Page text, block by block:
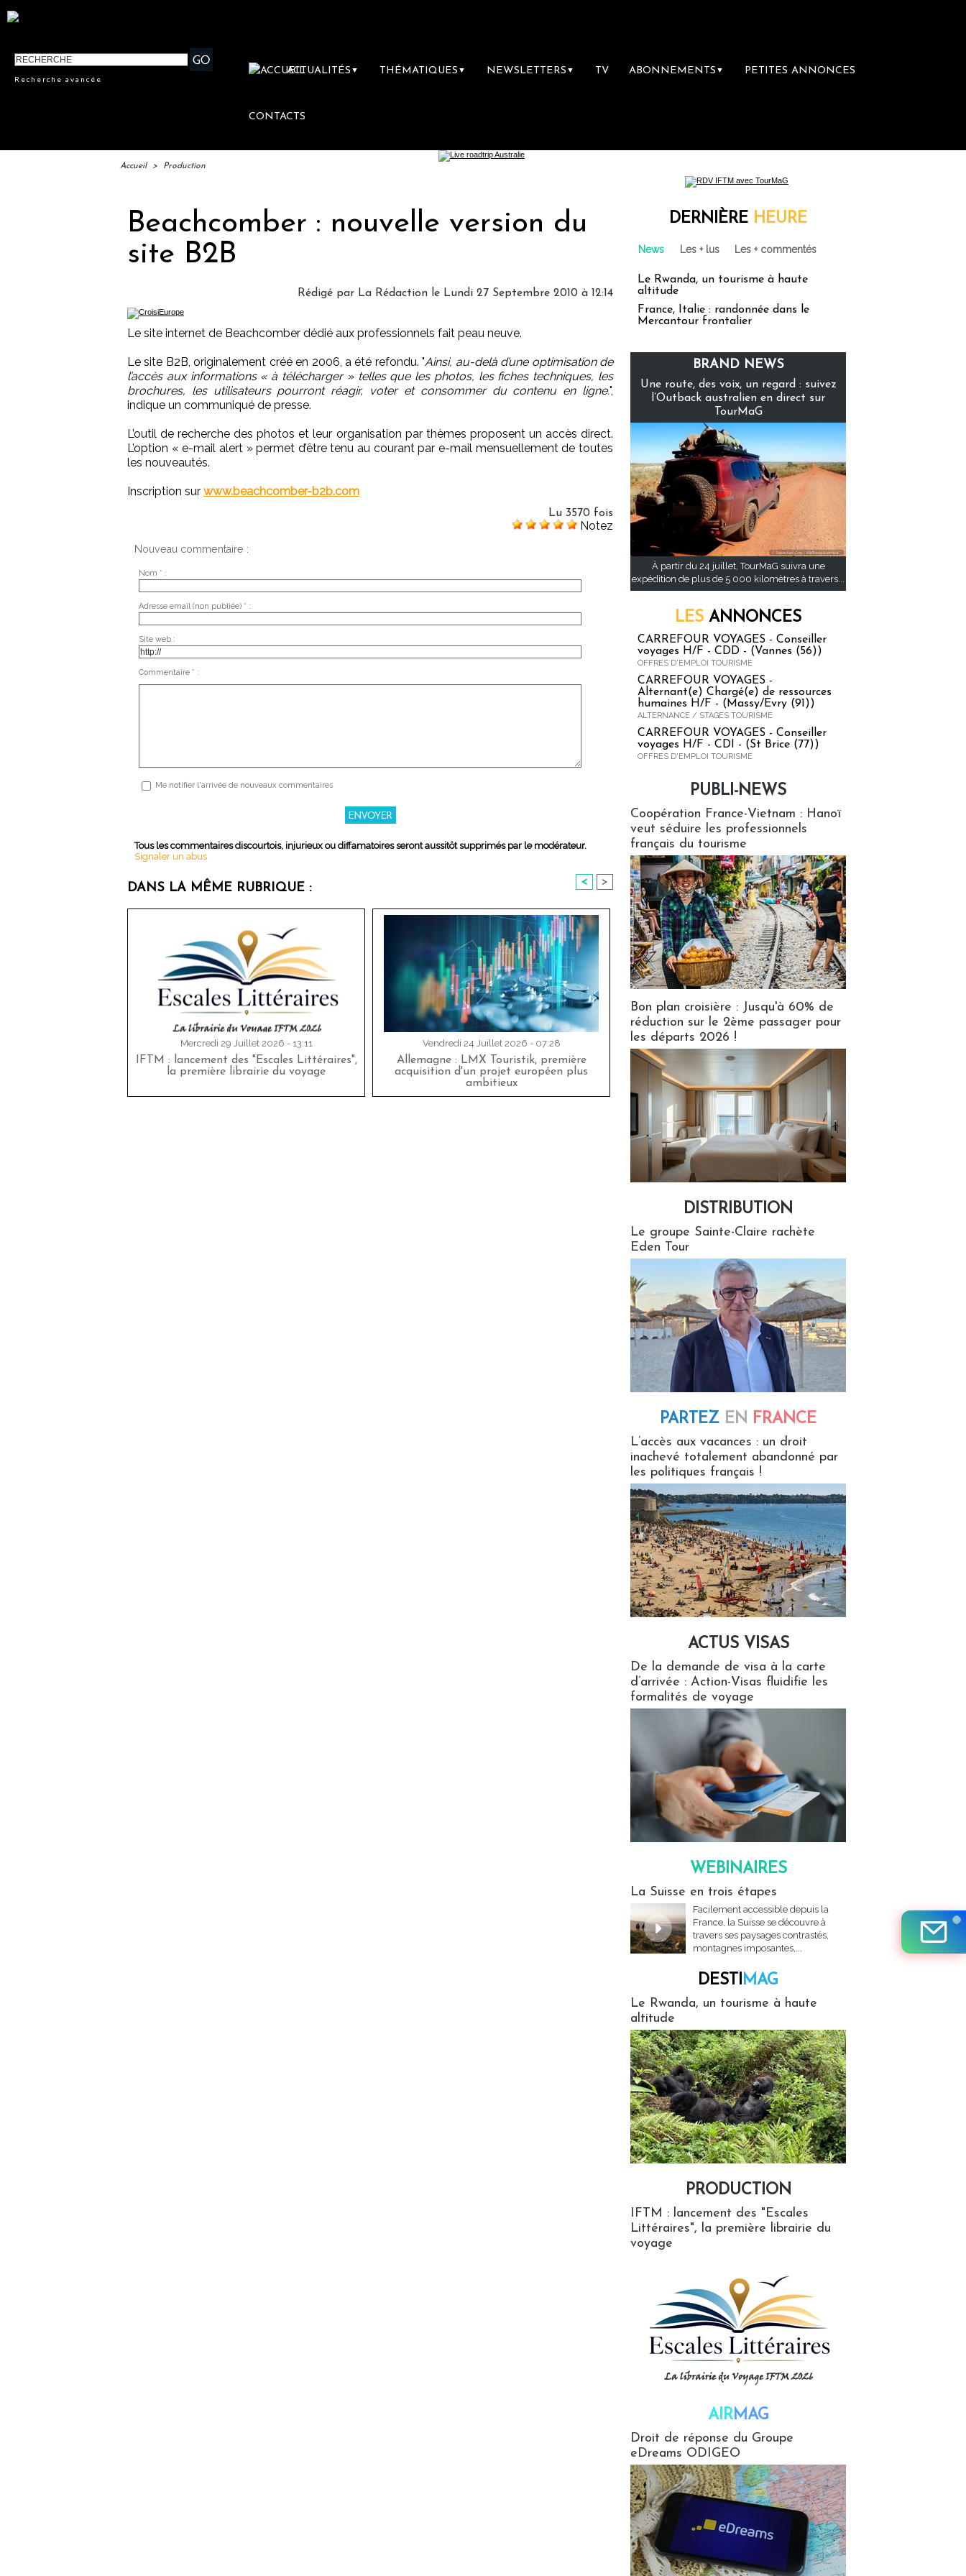
Recherche avancée
ACTUALITÉS ▼ THÉMATIQUES ▼ NEWSLETTERS ▼ TV ABONNEMENTS ▼ PETITES ANNONCES
CONTACTS
Accueil > Production
Beachcomber : nouvelle version du
site B2B
Rédigé par La Rédaction le Lundi 27 Septembre 2010 à 12:14
Le site internet de Beachcomber dédié aux professionnels fait peau neuve.
Le site B2B, originalement créé en 2006, a été refondu. "Ainsi, au-delà d’une optimisation de
l’accès aux informations « à télécharger » telles que les photos, les fiches techniques, les
brochures, les utilisateurs pourront réagir, voter et consommer du contenu en ligne.",
indique un communiqué de presse.
L’outil de recherche des photos et leur organisation par thèmes proposent un accès direct.
L’option « e-mail alert » permet d’être tenu au courant par e-mail mensuellement de toutes
les nouveautés.
Inscription sur www.beachcomber-b2b.com
Lu 3570 fois
Notez
Nouveau commentaire :
Nom * :
Adresse email (non publiée) * :
Site web :
Commentaire * :
Me notifier l'arrivée de nouveaux commentaires
Tous les commentaires discourtois, injurieux ou diffamatoires seront aussitôt supprimés par le modérateur.
Signaler un abus
DANS LA MÊME RUBRIQUE : < >
Mercredi 29 Juillet 2026 - 13:11
IFTM : lancement des "Escales Littéraires",
la première librairie du voyage
Vendredi 24 Juillet 2026 - 07:28
Allemagne : LMX Touristik, première
acquisition d'un projet européen plus
ambitieux
DERNIÈRE HEURE
News Les + lus Les + commentés
Le Rwanda, un tourisme à haute
altitude
France, Italie : randonnée dans le
Mercantour frontalier
BRAND NEWS
Une route, des voix, un regard : suivez
l’Outback australien en direct sur
TourMaG
À partir du 24 juillet, TourMaG suivra une
expédition de plus de 5 000 kilomètres à travers...
LES ANNONCES
CARREFOUR VOYAGES - Conseiller
voyages H/F - CDD - (Vannes (56))
OFFRES D'EMPLOI TOURISME
CARREFOUR VOYAGES -
Alternant(e) Chargé(e) de ressources
humaines H/F - (Massy/Evry (91))
ALTERNANCE / STAGES TOURISME
CARREFOUR VOYAGES - Conseiller
voyages H/F - CDI - (St Brice (77))
OFFRES D'EMPLOI TOURISME
PUBLI-NEWS
Coopération France-Vietnam : Hanoï
veut séduire les professionnels
français du tourisme
Bon plan croisière : Jusqu'à 60% de
réduction sur le 2ème passager pour
les départs 2026 !
DISTRIBUTION
Le groupe Sainte-Claire rachète
Eden Tour
PARTEZ EN FRANCE
L’accès aux vacances : un droit
inachevé totalement abandonné par
les politiques français !
ACTUS VISAS
De la demande de visa à la carte
d’arrivée : Action-Visas fluidifie les
formalités de voyage
WEBINAIRES
La Suisse en trois étapes
Facilement accessible depuis la
France, la Suisse se découvre à
travers ses paysages contrastés,
montagnes imposantes,...
DESTIMAG
Le Rwanda, un tourisme à haute
altitude
PRODUCTION
IFTM : lancement des "Escales
Littéraires", la première librairie du
voyage
AIRMAG
Droit de réponse du Groupe
eDreams ODIGEO